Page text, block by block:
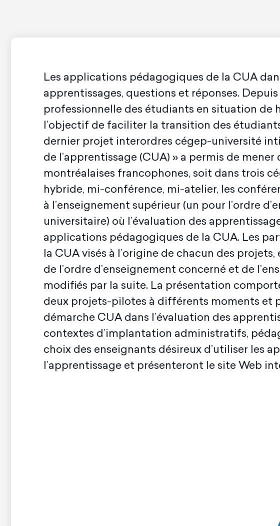
Les applications pédagogiques de la CUA
apprentissages, questions et réponses.
professionnelle des étudiants en situation de
l’objectif de faciliter la transition des
dernier projet interordres cégep-université
de l’apprentissage (CUA) » a permis de
montréalaises francophones, soit dans trois
hybride, mi-conférence, mi-atelier, les
à l’enseignement supérieur (un pour l’ordre
universitaire) où l’évaluation des
applications pédagogiques de la CUA. Les
la CUA visés à l’origine de chacun des
de l’ordre d’enseignement concerné et de
modifiés par la suite. La présentation
deux projets-pilotes à différents moments et
démarche CUA dans l’évaluation des
contextes d’implantation administratifs,
choix des enseignants désireux d’utiliser les
l’apprentissage et présenteront le site Web